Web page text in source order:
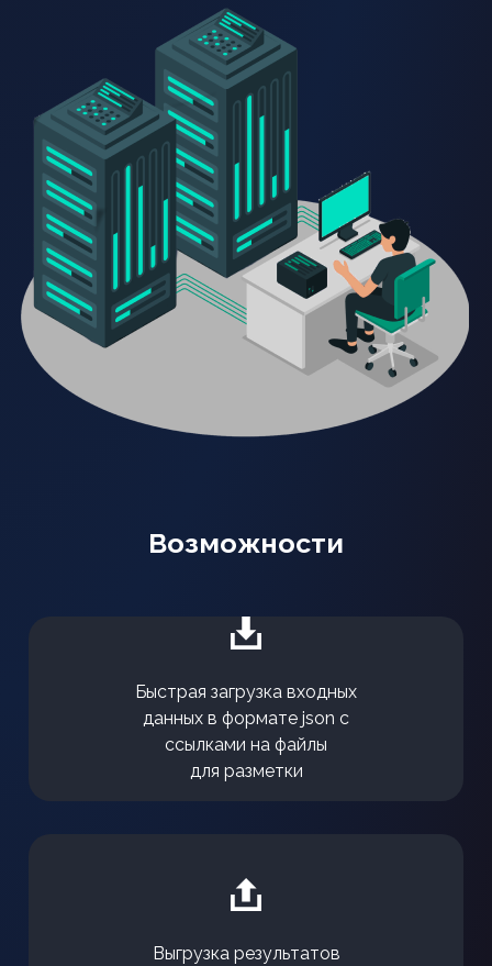
Возможности
Быстрая загрузка входных
данных в формате json с
ссылками на файлы
для разметки
Выгрузка результатов